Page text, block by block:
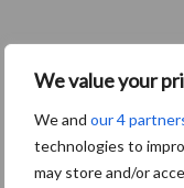
We value your
We and our 4
technologies to
may store and/or
Machines